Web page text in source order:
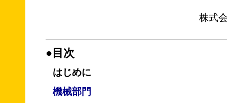
株式
●目次
はじめに
機械部門